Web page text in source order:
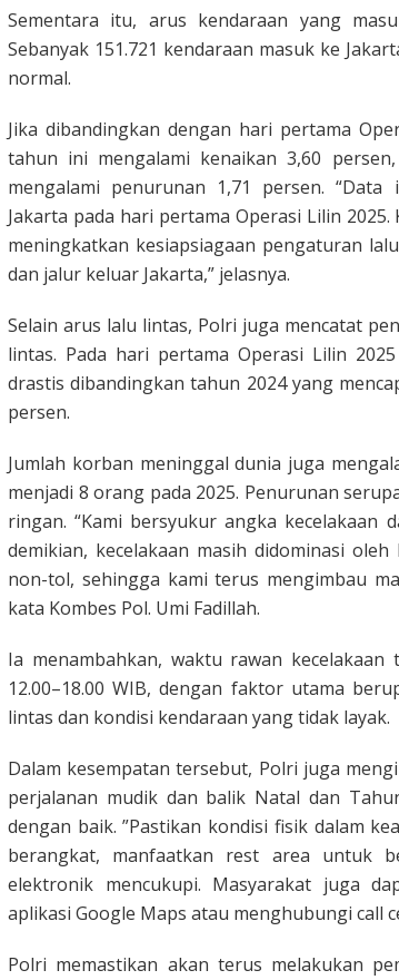
Sementara itu, arus kendaraan yang
Sebanyak 151.721 kendaraan masuk ke
normal.
Jika dibandingkan dengan hari pertama
tahun ini mengalami kenaikan 3,60
mengalami penurunan 1,71 persen.
Jakarta pada hari pertama Operasi Lilin
meningkatkan kesiapsiagaan pengaturan
dan jalur keluar Jakarta,” jelasnya.
Selain arus lalu lintas, Polri juga mencatat
lintas. Pada hari pertama Operasi Lilin
drastis dibandingkan tahun 2024 yang
persen.
Jumlah korban meninggal dunia juga
menjadi 8 orang pada 2025. Penurunan
ringan. “Kami bersyukur angka kecelakaan
demikian, kecelakaan masih didominasi
non-tol, sehingga kami terus mengimbau
kata Kombes Pol. Umi Fadillah.
Ia menambahkan, waktu rawan kecelakaan
12.00–18.00 WIB, dengan faktor utama
lintas dan kondisi kendaraan yang tidak layak.
Dalam kesempatan tersebut, Polri juga
perjalanan mudik dan balik Natal dan
dengan baik. ”Pastikan kondisi fisik dalam
berangkat, manfaatkan rest area untuk
elektronik mencukupi. Masyarakat juga
aplikasi Google Maps atau menghubungi call
Polri memastikan akan terus melakukan